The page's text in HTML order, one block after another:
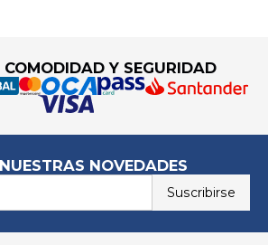
Y SEGURIDAD
NOVEDADES
Suscribirse